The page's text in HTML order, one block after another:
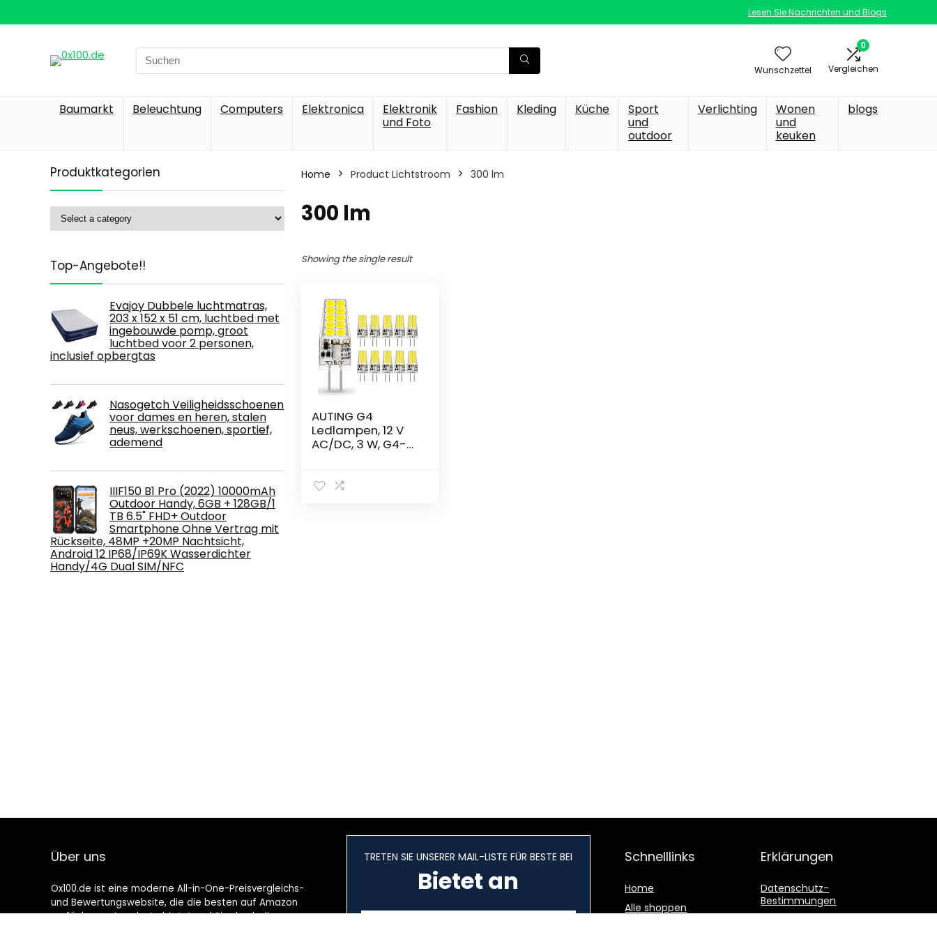
Lesen Sie Nachrichten und Blogs
Search
for:
Wunschzettel
0
Vergleichen
Baumarkt Beleuchtung Computers Elektronica
Elektronik
und Foto
Fashion Kleding Küche
Sport
und
outdoor
Verlichting
Wonen
und
keuken
blogs
Produktkategorien
Top-Angebote!!
Evajoy Dubbele luchtmatras,
203 x 152 x 51 cm, luchtbed met
ingebouwde pomp, groot
luchtbed voor 2 personen,
inclusief opbergtas
Nasogetch Veiligheidsschoenen
voor dames en heren, stalen
neus, werkschoenen, sportief,
ademend
IIIF150 B1 Pro (2022) 10000mAh
Outdoor Handy, 6GB + 128GB/1
TB 6.5" FHD+ Outdoor
Smartphone Ohne Vertrag mit
Rückseite, 48MP +20MP Nachtsicht,
Android 12 IP68/IP69K Wasserdichter
Handy/4G Dual SIM/NFC
Home Product Lichtstroom ‎300 lm
‎300 lm
Showing the single result
AUTING G4
Ledlampen, 12 V
AC/DC, 3 W, G4-
300 lm,
Über uns
Ox100.de ist eine moderne All-in-One-Preisvergleichs-
und Bewertungswebsite, die die besten auf Amazon
verfügbaren Angebote bietet und Sie durch die
TRETEN SIE UNSERER MAIL-LISTE FÜR BESTE BEI
Bietet an
Schnelllinks
Home
Alle shoppen
Erklärungen
Datenschutz-
Bestimmungen